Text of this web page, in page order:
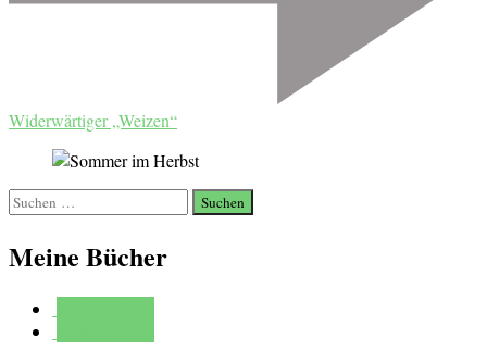
Widerwärtiger „Weizen“
Suchen
nach:
Meine Bücher